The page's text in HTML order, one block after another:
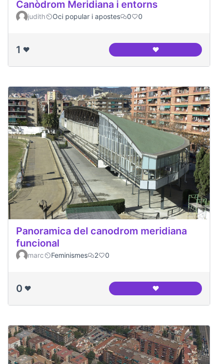
Canòdrom Meridiana i entorns
judith Oci popular i apostes 0 0
1 ❤️ ❤️Canòdrom
Panoramica del canodrom meridiana
funcional
marc Feminismes 2 0
0 ❤️ ❤️Panoramica del